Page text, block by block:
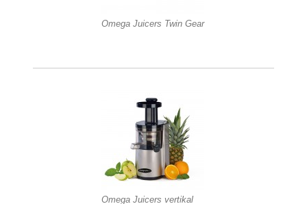
Omega Juicers Twin Gear
Omega Juicers vertikal